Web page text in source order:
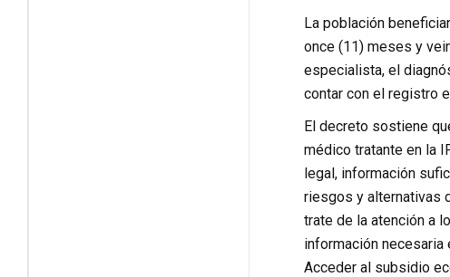
La población
once (11) meses y
especialista, el
contar con el registro
El decreto sostiene
médico tratante en la
legal, información
riesgos y alternativas
trate de la atención a
información
Acceder al subsidio